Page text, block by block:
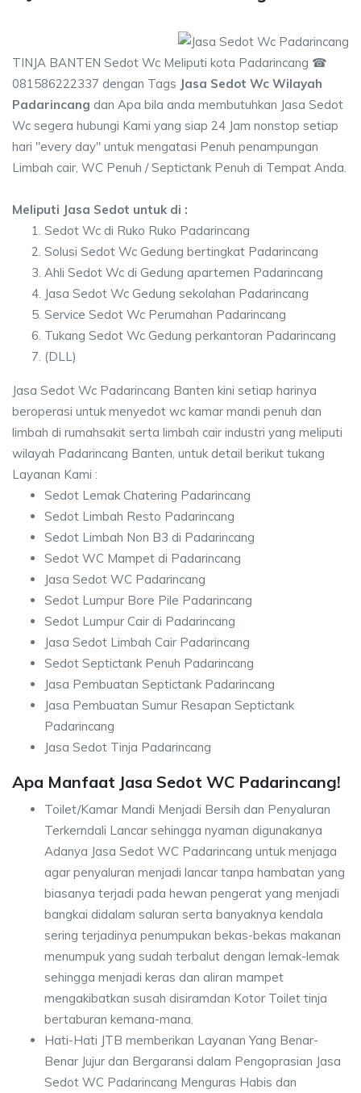
TINJA BANTEN Sedot Wc Meliputi kota Padarincang ☎
081586222337 dengan Tags Jasa Sedot Wc Wilayah
Padarincang dan Apa bila anda membutuhkan Jasa Sedot
Wc segera hubungi Kami yang siap 24 Jam nonstop setiap
hari "every day" untuk mengatasi Penuh penampungan
Limbah cair, WC Penuh / Septictank Penuh di Tempat Anda.
Meliputi Jasa Sedot untuk di :
Sedot Wc di Ruko Ruko Padarincang
Solusi Sedot Wc Gedung bertingkat Padarincang
Ahli Sedot Wc di Gedung apartemen Padarincang
Jasa Sedot Wc Gedung sekolahan Padarincang
Service Sedot Wc Perumahan Padarincang
Tukang Sedot Wc Gedung perkantoran Padarincang
(DLL)
Jasa Sedot Wc Padarincang Banten kini setiap harinya
beroperasi untuk menyedot wc kamar mandi penuh dan
limbah di rumahsakit serta limbah cair industri yang meliputi
wilayah Padarincang Banten, untuk detail berikut tukang
Layanan Kami :
Sedot Lemak Chatering Padarincang
Sedot Limbah Resto Padarincang
Sedot Limbah Non B3 di Padarincang
Sedot WC Mampet di Padarincang
Jasa Sedot WC Padarincang
Sedot Lumpur Bore Pile Padarincang
Sedot Lumpur Cair di Padarincang
Jasa Sedot Limbah Cair Padarincang
Sedot Septictank Penuh Padarincang
Jasa Pembuatan Septictank Padarincang
Jasa Pembuatan Sumur Resapan Septictank
Padarincang
Jasa Sedot Tinja Padarincang
Apa Manfaat Jasa Sedot WC Padarincang!
Toilet/Kamar Mandi Menjadi Bersih dan Penyaluran
Terkerndali Lancar sehingga nyaman digunakanya
Adanya Jasa Sedot WC Padarincang untuk menjaga
agar penyaluran menjadi lancar tanpa hambatan yang
biasanya terjadi pada hewan pengerat yang menjadi
bangkai didalam saluran serta banyaknya kendala
sering terjadinya penumpukan bekas-bekas makanan
menumpuk yang sudah terbalut dengan lemak-lemak
sehingga menjadi keras dan aliran mampet
mengakibatkan susah disiramdan Kotor Toilet tinja
bertaburan kemana-mana.
Hati-Hati JTB memberikan Layanan Yang Benar-
Benar Jujur dan Bergaransi dalam Pengoprasian Jasa
Sedot WC Padarincang Menguras Habis dan